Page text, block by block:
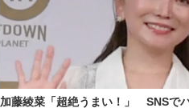
加藤綾菜「超絶うまい！」 SNSで